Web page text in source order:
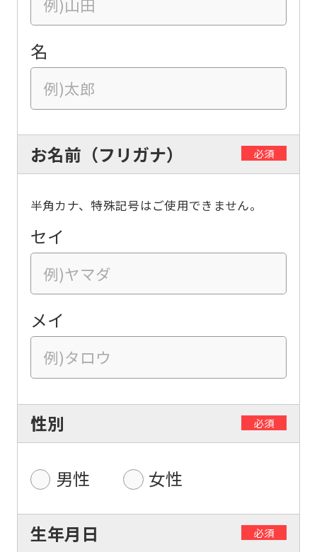
名
お名前（フリガナ） 必須
半角カナ、特殊記号はご使用できません。
セイ
メイ
性別 必須
男性 女性
生年月日 必須